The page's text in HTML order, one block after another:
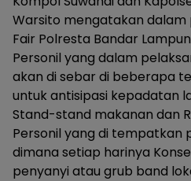
Warsito mengatakan dalam
Fair Polresta Bandar
Personil yang dalam
akan di sebar di beberapa
untuk antisipasi kepadatan
Stand-stand makanan dan
Personil yang di tempatkan
dimana setiap harinya
penyanyi atau grub band